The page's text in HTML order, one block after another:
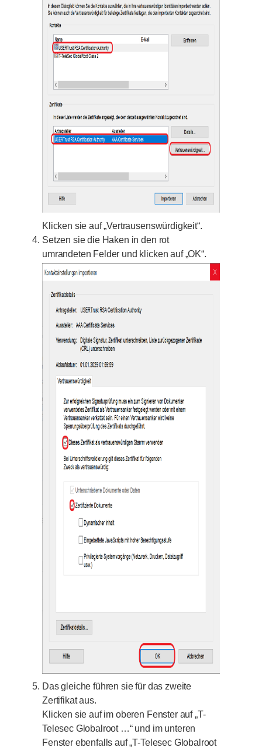
Klicken sie auf „Vertrausenswürdigkeit“.
Setzen sie die Haken in den rot
umrandeten Felder und klicken auf „OK“.
Das gleiche führen sie für das zweite
Zertifikat aus.
Klicken sie auf im oberen Fenster auf „T-
Telesec Globalroot …“ und im unteren
Fenster ebenfalls auf „T-Telesec Globalroot